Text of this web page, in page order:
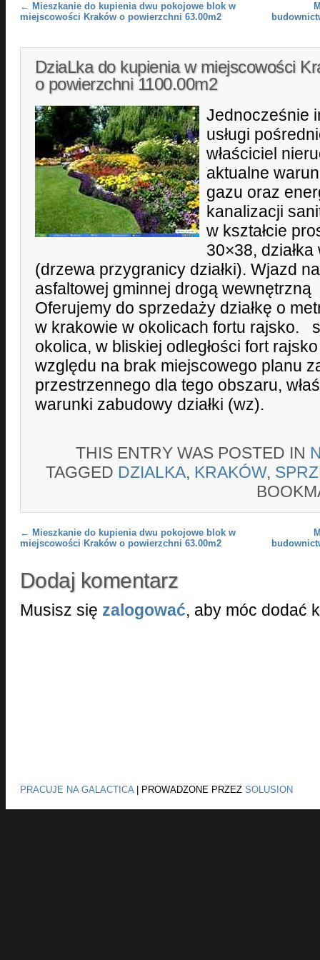
Post navigation
← Mieszkanie do kupienia dwu pokojowe blok w
miejscowości Kraków o powierzchni 63.00m2
DziaLka do kupienia w miejscowości
o powierzchni 1100.00m2
Jednocześnie
usługi
właściciel
aktualne
gazu oraz
kanalizacji
w kształcie
30×38,
(drzewa przygranicy działki). Wjazd
asfaltowej gminnej drogą
Oferujemy do sprzedaży działkę o
w krakowie w okolicach fortu rajsko.
okolica, w bliskiej odległości fort
względu na brak miejscowego planu
przestrzennego dla tego obszaru,
warunki zabudowy działki (wz).
THIS ENTRY WAS POSTED IN
TAGGED DZIALKA, KRAKÓW,
Post navigation
← Mieszkanie do kupienia dwu pokojowe blok w
miejscowości Kraków o powierzchni 63.00m2
Dodaj komentarz
Musisz się zalogować, aby móc dodać
PRACUJE NA GALACTICA| PROWADZONE PRZEZ SOLUSION